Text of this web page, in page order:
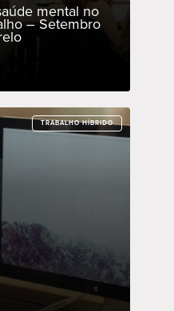
mental no
– Setembro
TRABALHO HÍBRIDO
TRABALHO HÍBRIDO